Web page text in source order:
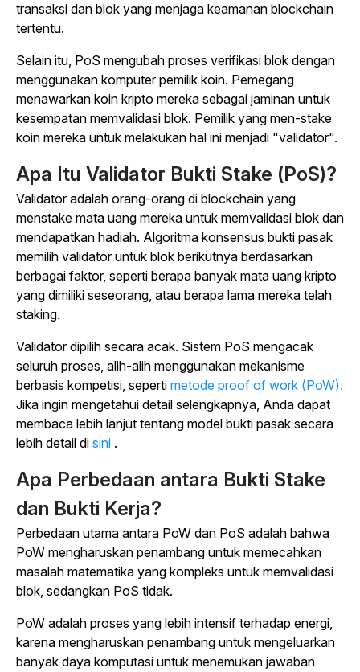
transaksi dan blok yang menjaga keamanan blockchain
tertentu.
Selain itu, PoS mengubah proses verifikasi blok dengan
menggunakan komputer pemilik koin. Pemegang
menawarkan koin kripto mereka sebagai jaminan untuk
kesempatan memvalidasi blok. Pemilik yang men-stake
koin mereka untuk melakukan hal ini menjadi "validator".
Apa Itu Validator Bukti Stake (PoS)?
Validator adalah orang-orang di blockchain yang
menstake mata uang mereka untuk memvalidasi blok dan
mendapatkan hadiah. Algoritma konsensus bukti pasak
memilih validator untuk blok berikutnya berdasarkan
berbagai faktor, seperti berapa banyak mata uang kripto
yang dimiliki seseorang, atau berapa lama mereka telah
staking.
Validator dipilih secara acak. Sistem PoS mengacak
seluruh proses, alih-alih menggunakan mekanisme
berbasis kompetisi, seperti metode proof of work (PoW).
Jika ingin mengetahui detail selengkapnya, Anda dapat
membaca lebih lanjut tentang model bukti pasak secara
lebih detail di sini .
Apa Perbedaan antara Bukti Stake
dan Bukti Kerja?
Perbedaan utama antara PoW dan PoS adalah bahwa
PoW mengharuskan penambang untuk memecahkan
masalah matematika yang kompleks untuk memvalidasi
blok, sedangkan PoS tidak.
PoW adalah proses yang lebih intensif terhadap energi,
karena mengharuskan penambang untuk mengeluarkan
banyak daya komputasi untuk menemukan jawaban